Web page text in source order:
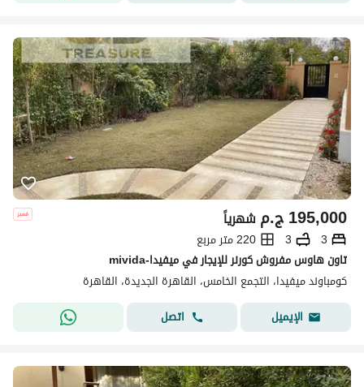
ج.م195,000 شهرياً
3
3
220 متر مربع
تاون هاوس مفروش كورنر للإيجار في ميفيدا-mivida
كومباوند ميفيدا، التجمع الخامس، القاهرة الجديدة، القاهرة
الإيميل
اتصل